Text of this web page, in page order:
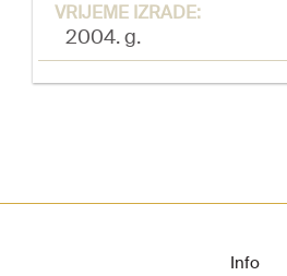
VRIJEME IZRADE:
2004. g.
Info